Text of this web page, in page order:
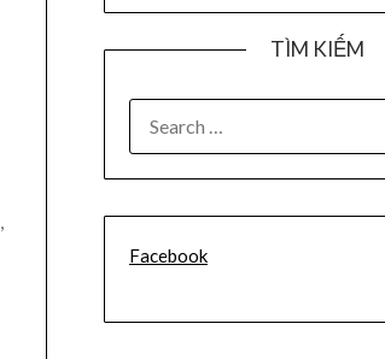
TÌM KIẾM
Facebook